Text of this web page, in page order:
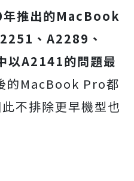
推出的MacBook
、A2289、
以A2141的問題最
的MacBook Pro都
不排除更早機型也